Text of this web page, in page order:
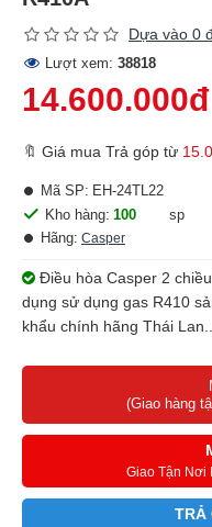
Dựa vào 0
Lượt xem: 38818
14.600.000đ
🔖 Giá mua Trả góp từ
Kho hàng: 100
sp
Hãng: Casper
Mã SP: EH-24TL22
Điều hòa Casper 2
dụng sử dụng gas R410
khẩu chính hãng Thái Lan...
(Giao hàng
Giao Tận Nơi
TRẢ